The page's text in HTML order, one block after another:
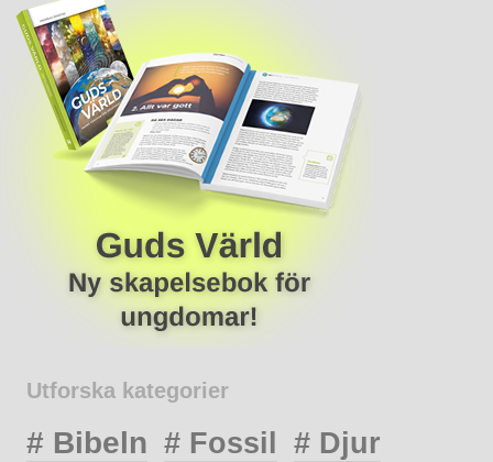
Utforska kategorier
# Bibeln # Fossil # Djur